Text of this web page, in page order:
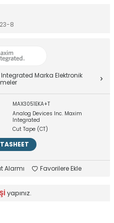
8
Marka Elektronik
MAX3051EKA+T
Analog Devices Inc. Maxim
Integrated
Cut Tape (CT)
Alarmı Favorilere Ekle
yapınız.